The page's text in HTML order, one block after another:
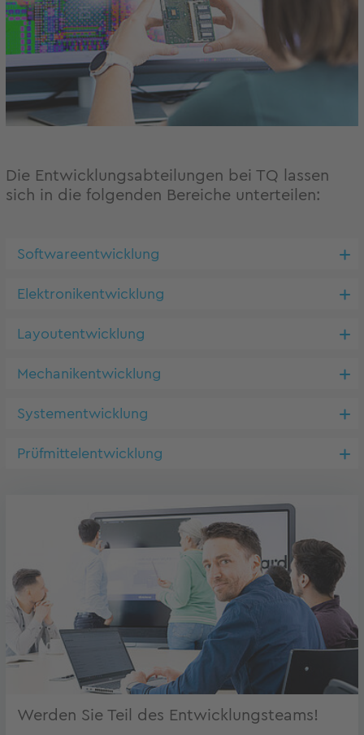
Die Entwicklungsabteilungen bei TQ lassen
sich in die folgenden Bereiche unterteilen:
Softwareentwicklung
Elektronikentwicklung
Layoutentwicklung
Mechanikentwicklung
Systementwicklung
Prüfmittelentwicklung
Werden Sie Teil des Entwicklungsteams!